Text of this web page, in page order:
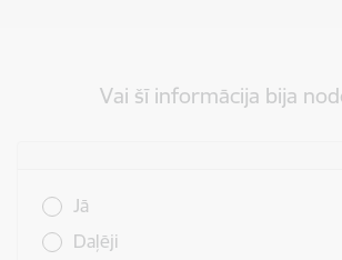
Vai šī informācija bija
Jā
Daļēji